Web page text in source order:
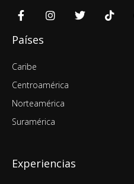
Países
Caribe
Centroamérica
Norteamérica
Suramérica
Experiencias